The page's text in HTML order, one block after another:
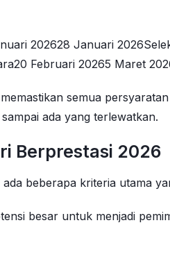
202628 Januari
Februari 20265 Maret
semua
ada yang terlewatkan.
Berprestasi 2026
beberapa kriteria utama
besar untuk menjadi